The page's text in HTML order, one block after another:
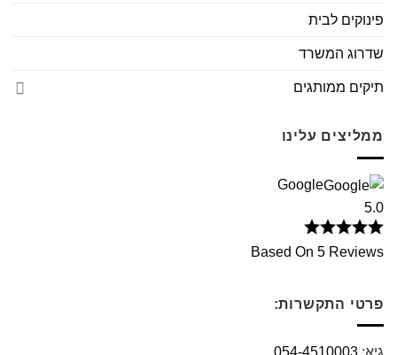
פינוקים לבית
שדרוג המשרד
תיקים ממותגים
ממליצים עלינו
Google
5.0
Based On 5 Reviews
פרטי התקשרות: